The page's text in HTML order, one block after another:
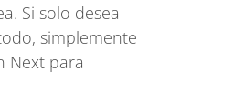
Si solo desea
simplemente
Next para